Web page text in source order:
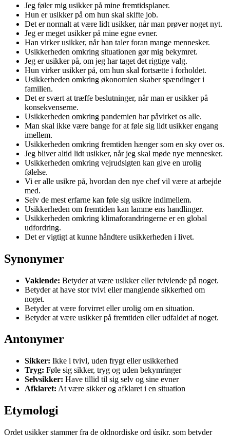
Jeg føler mig usikker på mine fremtidsplaner.
Hun er usikker på om hun skal skifte job.
Det er normalt at være lidt usikker, når man prøver noget nyt.
Jeg er meget usikker på mine egne evner.
Han virker usikker, når han taler foran mange mennesker.
Usikkerheden omkring situationen gør mig bekymret.
Jeg er usikker på, om jeg har taget det rigtige valg.
Hun virker usikker på, om hun skal fortsætte i forholdet.
Usikkerheden omkring økonomien skaber spændinger i
familien.
Det er svært at træffe beslutninger, når man er usikker på
konsekvenserne.
Usikkerheden omkring pandemien har påvirket os alle.
Man skal ikke være bange for at føle sig lidt usikker engang
imellem.
Usikkerheden omkring fremtiden hænger som en sky over os.
Jeg bliver altid lidt usikker, når jeg skal møde nye mennesker.
Usikkerheden omkring vejrudsigten kan give en urolig
følelse.
Vi er alle usikre på, hvordan den nye chef vil være at arbejde
med.
Selv de mest erfarne kan føle sig usikre indimellem.
Usikkerheden om fremtiden kan lamme ens handlinger.
Usikkerheden omkring klimaforandringerne er en global
udfordring.
Det er vigtigt at kunne håndtere usikkerheden i livet.
Synonymer
Vaklende: Betyder at være usikker eller tvivlende på noget.
Betyder at have stor tvivl eller manglende sikkerhed om
noget.
Betyder at være forvirret eller urolig om en situation.
Betyder at være usikker på fremtiden eller udfaldet af noget.
Antonymer
Sikker: Ikke i tvivl, uden frygt eller usikkerhed
Tryg: Føle sig sikker, tryg og uden bekymringer
Selvsikker: Have tillid til sig selv og sine evner
Afklaret: At være sikker og afklaret i en situation
Etymologi
Ordet usikker stammer fra de oldnordiske ord úsikr, som betyder